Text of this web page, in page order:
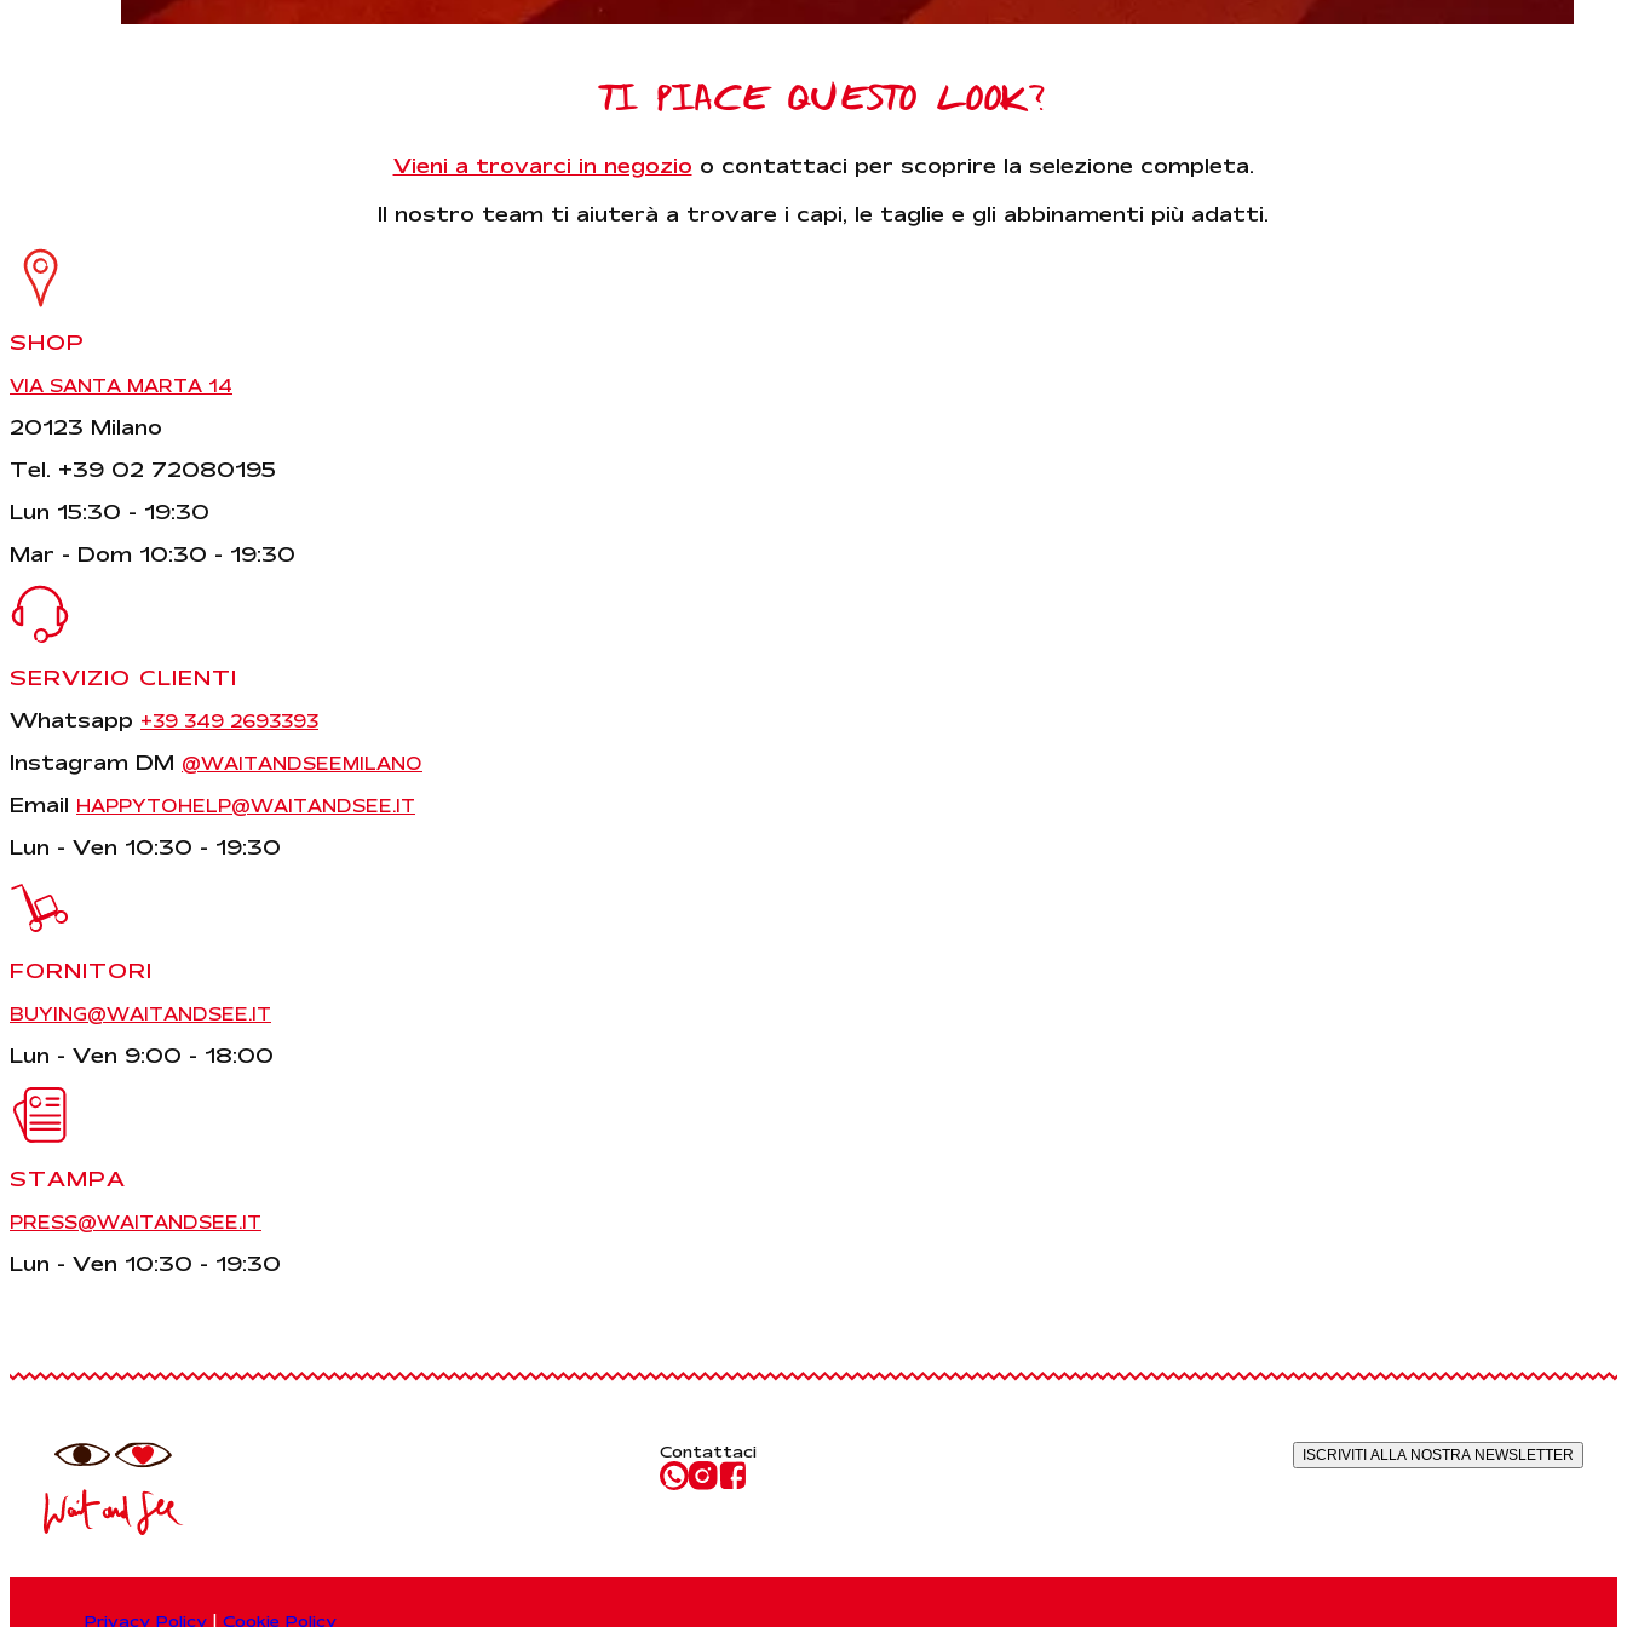
TI PIACE QUESTO LOOK?
Vieni a trovarci in negozio o contattaci per scoprire la selezione completa.
Il nostro team ti aiuterà a trovare i capi, le taglie e gli abbinamenti più adatti.
SHOP
VIA SANTA MARTA 14
20123 Milano
Tel. +39 02 72080195
Lun 15:30 - 19:30
Mar - Dom 10:30 - 19:30
SERVIZIO CLIENTI
Whatsapp +39 349 2693393
Instagram DM @WAITANDSEEMILANO
Email HAPPYTOHELP@WAITANDSEE.IT
Lun - Ven 10:30 - 19:30
FORNITORI
BUYING@WAITANDSEE.IT
Lun - Ven 9:00 - 18:00
STAMPA
PRESS@WAITANDSEE.IT
Lun - Ven 10:30 - 19:30
Contattaci ISCRIVITI ALLA NOSTRA NEWSLETTER
Privacy Policy Cookie Policy